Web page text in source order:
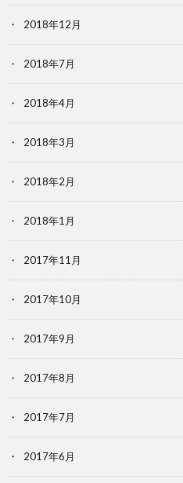
2018年12月
2018年7月
2018年4月
2018年3月
2018年2月
2018年1月
2017年11月
2017年10月
2017年9月
2017年8月
2017年7月
2017年6月